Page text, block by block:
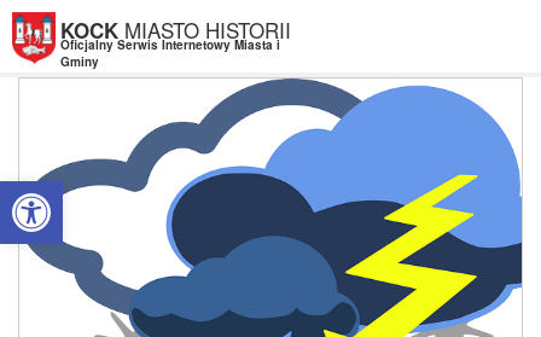
Otwórz pasek narzędzi
KOCK MIASTO HISTORII
Oficjalny Serwis Internetowy Miasta i
Gminy